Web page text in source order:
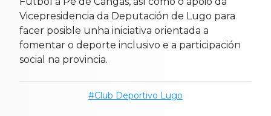
Vicepresidencia da Deputación de Lugo para
facer posible unha iniciativa orientada a
fomentar o deporte inclusivo e a participación
social na provincia.
Club Deportivo Lugo